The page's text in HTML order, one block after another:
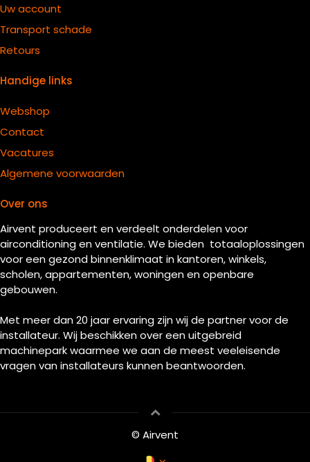
Uw account
Transport schade
Retours
Handige links
Webshop
Contact
Vacatures
Algemene voorwaarden
Over ons
Airvent produceert en verdeelt onderdelen voor
airconditioning en ventilatie. We bieden totaaloplossingen
voor een gezond binnenklimaat in kantoren, winkels,
scholen, appartementen, woningen en openbare
gebouwen.
Met meer dan 20 jaar ervaring zijn wij de partner voor de
installateur. Wij beschikken over een uitgebreid
machinepark waarmee we aan de meest veeleisende
vragen van installateurs kunnen beantwoorden.
© Airvent